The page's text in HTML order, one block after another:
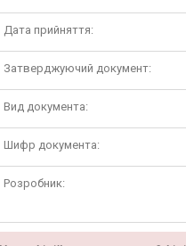
Дата прийняття:
Затверджуючий документ:
Вид документа:
Шифр документа:
Розробник: